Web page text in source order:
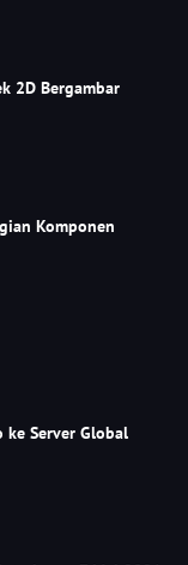
2D Bergambar
Komponen
ke Server Global